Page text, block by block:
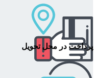
پرداخت در محل تحویل